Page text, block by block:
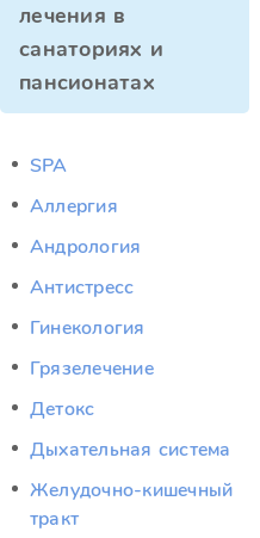
лечения в
санаториях и
пансионатах
SPA
Аллергия
Андрология
Антистресс
Гинекология
Грязелечение
Детокс
Дыхательная система
Желудочно-кишечный
тракт